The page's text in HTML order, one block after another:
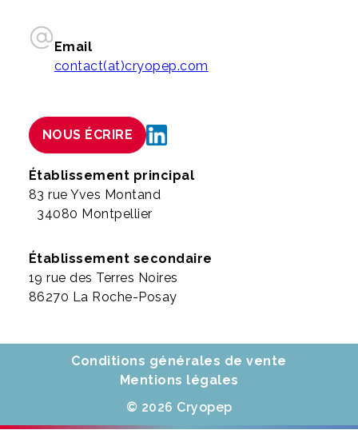
Email
contact(at)cryopep.com
NOUS ÉCRIRE
Établissement principal
83 rue Yves Montand
34080 Montpellier
Établissement secondaire
19 rue des Terres Noires
86270 La Roche-Posay
Conditions générales de vente
Mentions légales
© 2026 Cryopep